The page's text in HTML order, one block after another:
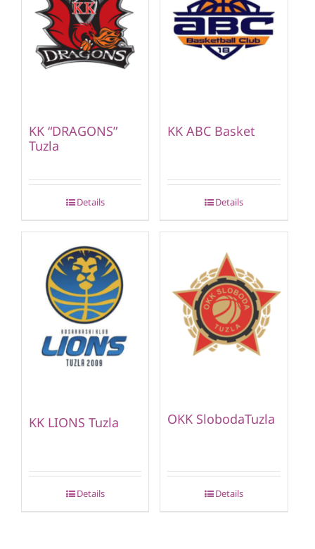
KK “DRAGONS”
Tuzla
Details
KK ABC Basket
Details
KK LIONS Tuzla
Details
OKK SlobodaTuzla
Details